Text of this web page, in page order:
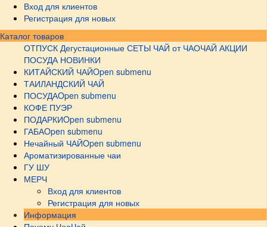
Вход для клиентов
Регистрация для новых
Каталог товаров
ОТПУСК Дегустационные СЕТЫ ЧАЙ от ЧАОЧАЙ АКЦИИ
ПОСУДА НОВИНКИ
КИТАЙСКИЙ ЧАЙOpen submenu
ТАИЛАНДСКИЙ ЧАЙ
ПОСУДАOpen submenu
КОФЕ ПУЭР
ПОДАРКИOpen submenu
ГАБАOpen submenu
Нечайный ЧАЙOpen submenu
Ароматизированные чаи
ГУ ШУ
МЕРЧ
Вход для клиентов
Регистрация для новых
Информация